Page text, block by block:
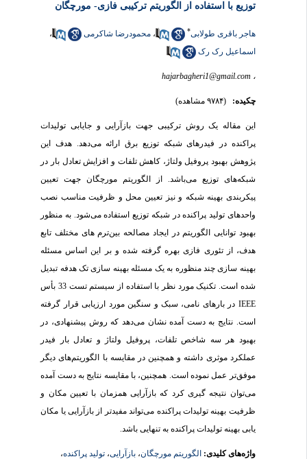
توزیع با استفاده از الگوریتم ترکیبی فازی- مورچگان
هاجر باقری طولابی ،محمودرضا شاکرمی
،
اسماعیل رک رک
hajarbagheri1@gmail.com
چکیده: (۹۷۸۴ مشاهده)
این مقاله یک روش ترکیبی جهت بازآرایی و جایابی تولیدات
پراکنده در فیدرهای شبکه توزیع برق ارائه می‌دهد. هدف این
پژوهش بهبود پروفیل ولتاژ، کاهش تلفات و افزایش تعادل بار در
شبکه‌های توزیع می‌باشد. از الگوریتم مورچگان جهت تعیین
پیکربندی بهینه شبکه و نیز تعیین محل و ظرفیت مناسب نصب
واحدهای تولید پراکنده در شبکه توزیع استفاده می‌شود. به منظور
بهبود توانایی الگوریتم در ایجاد مصالحه بین‌ترم های مختلف تابع
هدف، از تئوری فازی بهره گرفته شده و بر این اساس مسئله
بهینه سازی چند منظوره به یک مسئله بهینه سازی تک هدفه تبدیل
شده است. تکنیک مورد نظر با استفاده از سیستم تست 33 بأس
IEEEدر بارهای نامی، سبک و سنگین مورد ارزیابی قرار گرفته
است. نتایج به دست آمده نشان می‌دهد که روش پیشنهادی، در
بهبود هر سه شاخص تلفات، پروفیل ولتاژ و تعادل بار فیدر
عملکرد موثری داشته و همچنین در مقایسه با الگوریتم‌های دیگر
موفق‌تر عمل نموده است. همچنین، با مقایسه نتایج به دست آمده
می‌توان نتیجه گیری کرد که بازآرایی همزمان با تعیین مکان و
ظرفیت بهینه تولیدات پراکنده می‌تواند مفیدتر از بازآرایی یا مکان
یابی بهینه تولیدات پراکنده به تنهایی باشد.
واژه‌های کلیدی:الگوریتم مورچگان،بازآرایی، تولید پراکنده،